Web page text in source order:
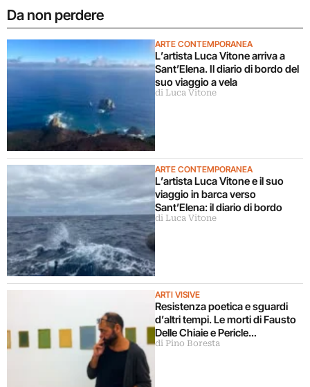
Da non perdere
ARTE CONTEMPORANEA
L’artista Luca Vitone arriva a
Sant’Elena. Il diario di bordo del
suo viaggio a vela
di Luca Vitone
ARTE CONTEMPORANEA
L’artista Luca Vitone e il suo
viaggio in barca verso
Sant’Elena: il diario di bordo
di Luca Vitone
ARTI VISIVE
Resistenza poetica e sguardi
d’altri tempi. Le morti di Fausto
Delle Chiaie e Pericle
Guaglianone
di Pino Boresta